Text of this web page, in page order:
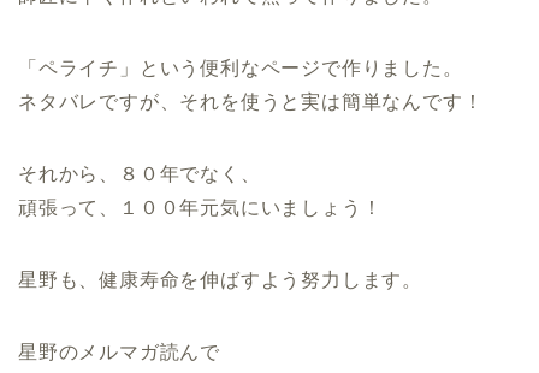
「ペライチ」という便利なページで作りました。
ネタバレですが、それを使うと実は簡単なんです！
それから、８０年でなく、
頑張って、１００年元気にいましょう！
星野も、健康寿命を伸ばすよう努力します。
星野のメルマガ読んで